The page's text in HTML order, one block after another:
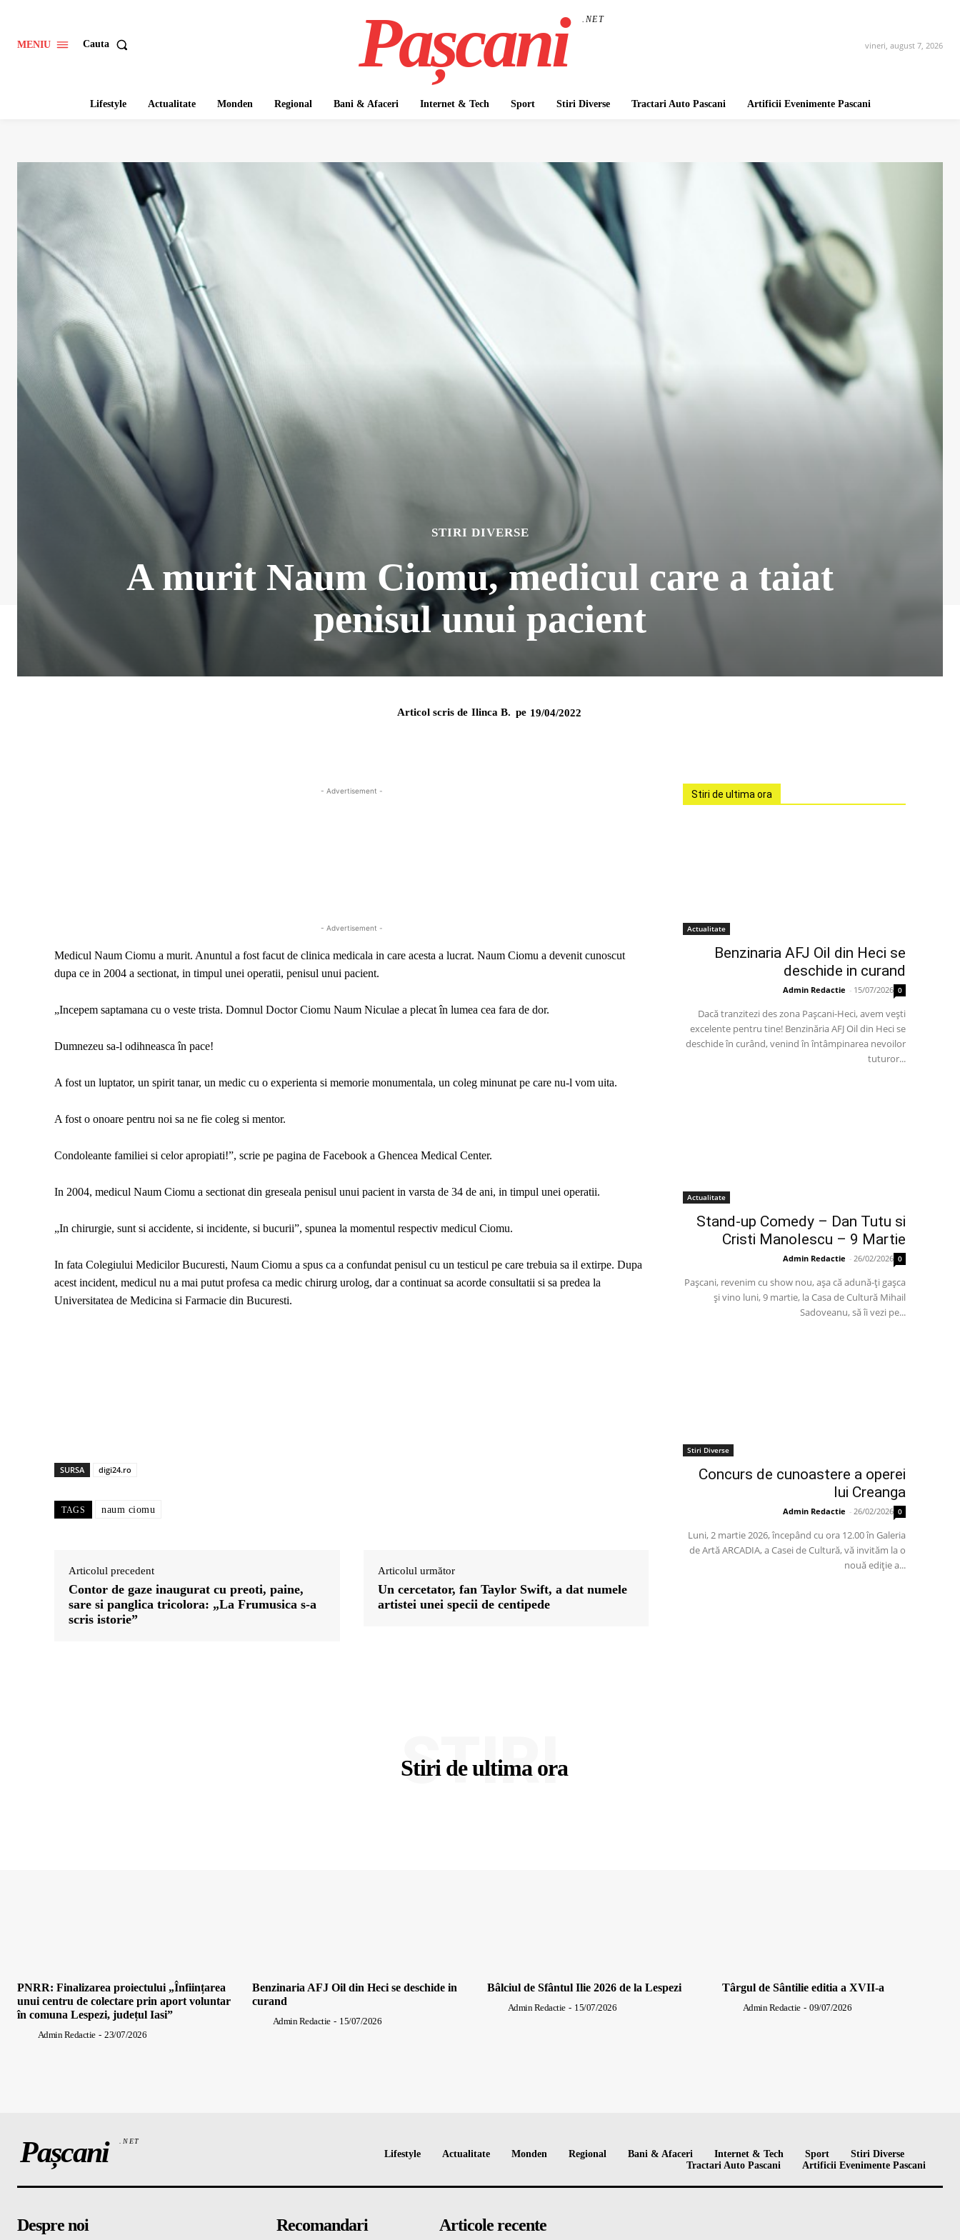
MENIU Cauta Pașcani .NET
vineri, august 7, 2026
Lifestyle Actualitate Monden Regional Bani & Afaceri Internet & Tech Sport Stiri Diverse Tractari Auto Pascani Artificii Evenimente Pascani
STIRI DIVERSE
A murit Naum Ciomu, medicul care a taiat
penisul unui pacient
Articol scris de Ilinca B. pe 19/04/2022
- Advertisement -
- Advertisement -
Medicul Naum Ciomu a murit. Anuntul a fost facut de clinica medicala in care acesta a lucrat. Naum Ciomu a devenit cunoscut
dupa ce in 2004 a sectionat, in timpul unei operatii, penisul unui pacient.
„Incepem saptamana cu o veste trista. Domnul Doctor Ciomu Naum Niculae a plecat în lumea cea fara de dor.
Dumnezeu sa-l odihneasca în pace!
A fost un luptator, un spirit tanar, un medic cu o experienta si memorie monumentala, un coleg minunat pe care nu-l vom uita.
A fost o onoare pentru noi sa ne fie coleg si mentor.
Condoleante familiei si celor apropiati!”, scrie pe pagina de Facebook a Ghencea Medical Center.
In 2004, medicul Naum Ciomu a sectionat din greseala penisul unui pacient in varsta de 34 de ani, in timpul unei operatii.
„In chirurgie, sunt si accidente, si incidente, si bucurii”, spunea la momentul respectiv medicul Ciomu.
In fata Colegiului Medicilor Bucuresti, Naum Ciomu a spus ca a confundat penisul cu un testicul pe care trebuia sa il extirpe. Dupa
acest incident, medicul nu a mai putut profesa ca medic chirurg urolog, dar a continuat sa acorde consultatii si sa predea la
Universitatea de Medicina si Farmacie din Bucuresti.
SURSA digi24.ro
TAGS naum ciomu
Articolul precedent
Contor de gaze inaugurat cu preoti, paine,
sare si panglica tricolora: „La Frumusica s-a
scris istorie”
Articolul următor
Un cercetator, fan Taylor Swift, a dat numele
artistei unei specii de centipede
Stiri de ultima ora
Actualitate
Benzinaria AFJ Oil din Heci se
deschide in curand
Admin Redactie - 15/07/2026 0
Dacă tranzitezi des zona Pașcani-Heci, avem vești
excelente pentru tine! Benzinăria AFJ Oil din Heci se
deschide în curând, venind în întâmpinarea nevoilor
tuturor...
Actualitate
Stand-up Comedy – Dan Tutu si
Cristi Manolescu – 9 Martie
Admin Redactie - 26/02/2026 0
Paşcani, revenim cu show nou, aşa că adună-ţi gaşca
şi vino luni, 9 martie, la Casa de Cultură Mihail
Sadoveanu, să îi vezi pe...
Stiri Diverse
Concurs de cunoastere a operei
lui Creanga
Admin Redactie - 26/02/2026 0
Luni, 2 martie 2026, începând cu ora 12.00 în Galeria
de Artă ARCADIA, a Casei de Cultură, vă invităm la o
nouă ediție a...
Stiri de ultima ora
STIRI
PNRR: Finalizarea proiectului „Înființarea
unui centru de colectare prin aport voluntar
în comuna Lespezi, județul Iasi”
Admin Redactie - 23/07/2026
Benzinaria AFJ Oil din Heci se deschide in
curand
Admin Redactie - 15/07/2026
Bâlciul de Sfântul Ilie 2026 de la Lespezi
Admin Redactie - 15/07/2026
Târgul de Sântilie editia a XVII-a
Admin Redactie - 09/07/2026
Pașcani .NET
Lifestyle Actualitate Monden Regional Bani & Afaceri Internet & Tech Sport
Stiri Diverse
Tractari Auto Pascani
Artificii Evenimente Pascani
Despre noi Recomandari Articole recente